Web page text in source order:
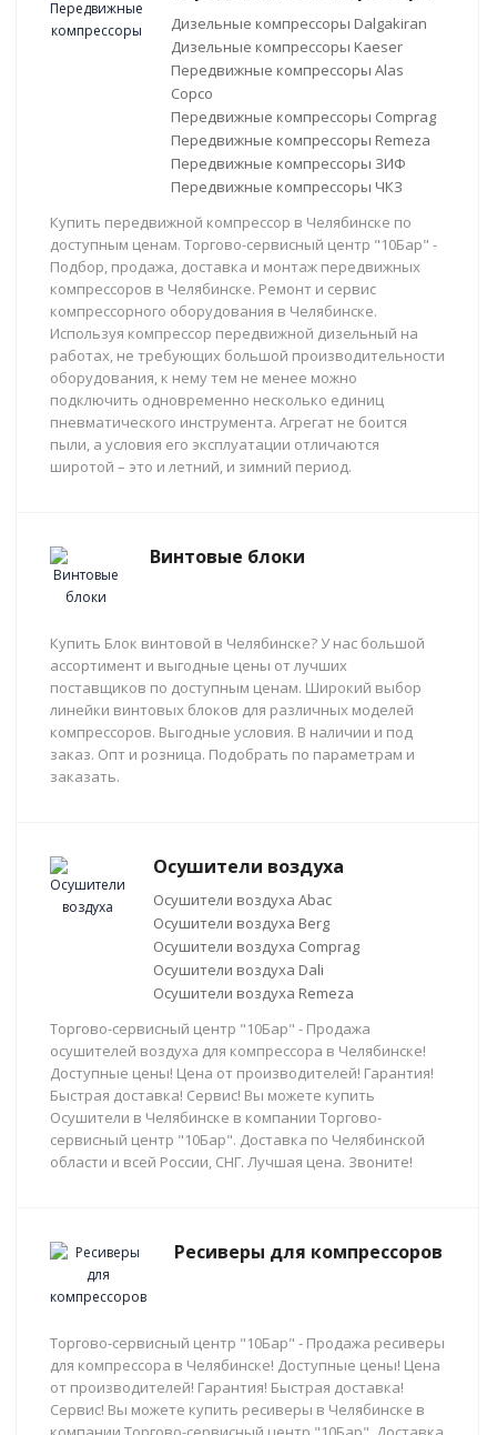
Дизельные компрессоры Dalgakiran
Дизельные компрессоры Kaeser
Передвижные компрессоры Alas
Copco
Передвижные компрессоры Comprag
Передвижные компрессоры Remeza
Передвижные компрессоры ЗИФ
Передвижные компрессоры ЧКЗ
Купить передвижной компрессор в Челябинске по
доступным ценам. Торгово-сервисный центр "10Бар" -
Подбор, продажа, доставка и монтаж передвижных
компрессоров в Челябинске. Ремонт и сервис
компрессорного оборудования в Челябинске.
Используя компрессор передвижной дизельный на
работах, не требующих большой производительности
оборудования, к нему тем не менее можно
подключить одновременно несколько единиц
пневматического инструмента. Агрегат не боится
пыли, а условия его эксплуатации отличаются
широтой – это и летний, и зимний период.
Винтовые блоки
Купить Блок винтовой в Челябинске? У нас большой
ассортимент и выгодные цены от лучших
поставщиков по доступным ценам. Широкий выбор
линейки винтовых блоков для различных моделей
компрессоров. Выгодные условия. В наличии и под
заказ. Опт и розница. Подобрать по параметрам и
заказать.
Осушители воздуха
Осушители воздуха Abac
Осушители воздуха Berg
Осушители воздуха Comprag
Осушители воздуха Dali
Осушители воздуха Remeza
Торгово-сервисный центр "10Бар" - Продажа
осушителей воздуха для компрессора в Челябинске!
Доступные цены! Цена от производителей! Гарантия!
Быстрая доставка! Сервис! Вы можете купить
Осушители в Челябинске в компании Торгово-
сервисный центр "10Бар". Доставка по Челябинской
области и всей России, СНГ. Лучшая цена. Звоните!
Ресиверы для компрессоров
Торгово-сервисный центр "10Бар" - Продажа ресиверы
для компрессора в Челябинске! Доступные цены! Цена
от производителей! Гарантия! Быстрая доставка!
Сервис! Вы можете купить ресиверы в Челябинске в